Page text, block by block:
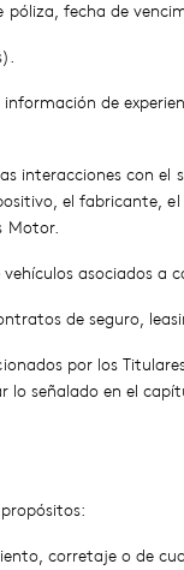
fecha de
de
interacciones con
el fabricante,
Motor.
asociados a
de seguro,
por los
señalado en el
corretaje o de